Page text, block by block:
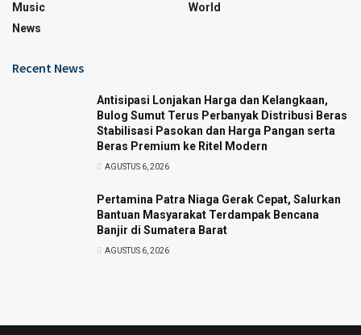
Music
News
World
Recent News
Antisipasi Lonjakan Harga dan Kelangkaan,
Bulog Sumut Terus Perbanyak Distribusi Beras
Stabilisasi Pasokan dan Harga Pangan serta
Beras Premium ke Ritel Modern
AGUSTUS 6, 2026
Pertamina Patra Niaga Gerak Cepat, Salurkan
Bantuan Masyarakat Terdampak Bencana
Banjir di Sumatera Barat
AGUSTUS 6, 2026